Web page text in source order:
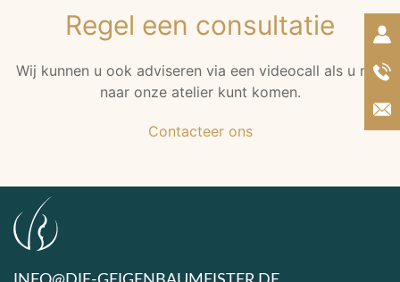
Regel een consultatie
Wij kunnen u ook adviseren via een videocall als u niet
naar onze atelier kunt komen.
Contacteer ons